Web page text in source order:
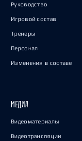
Руководство
Игровой состав
Тренеры
Персонал
Изменения в составе
МЕДИА
Видеоматериалы
Видеотрансляции